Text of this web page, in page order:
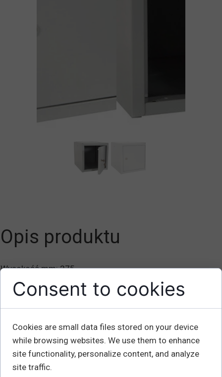
Opis produktu
Wysokość mm: 275
Głębokość mm: 355
Szerokość mm: 275
Waga kg: 5
Małe schowki do przechowywania rzeczy osobistych w
miejscach pracy, szkołach, szpitalach, ośrodkach
sportowych, sklepach, biurach itp. Dostarczane w stanie
Consent to cookies
Cookies are small data files stored on your device
while browsing websites. We use them to enhance
site functionality, personalize content, and analyze
site traffic.